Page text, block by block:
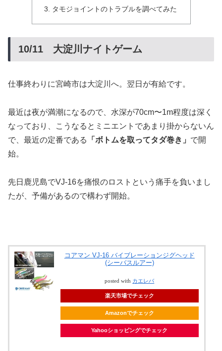
タモジョイントのトラブルを調べてみた
10/11 大淀川ナイトゲーム
仕事終わりに宮崎市は大淀川へ。翌日が有給です。
最近は夜が満潮になるので、水深が70cm〜1m程度は深く
なっており、こうなるとミニエントであまり掛からないん
で、最近の定番である
「ボトムを取ってタダ巻き」 で開
始。
先日鹿児島でVJ-16を痛恨のロストという痛手を負いまし
たが、予備があるので構わず開始。
コアマン VJ-16 バイブレーションジグヘッド
(シーバスルアー)
posted with カエレバ
楽天市場でチェック
Amazonでチェック
Yahooショッピングでチェック